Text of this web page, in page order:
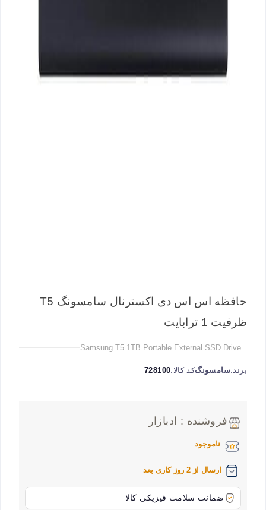
حافظه اس اس دی اکسترنال سامسونگ T5
ظرفیت 1 ترابایت
Samsung T5 1TB Portable External SSD Drive
برند:سامسونگکد کالا:728100
فروشنده : ادبازار
ناموجود
ارسال از 2 روز کاری بعد
ضمانت سلامت فیزیکی کالا